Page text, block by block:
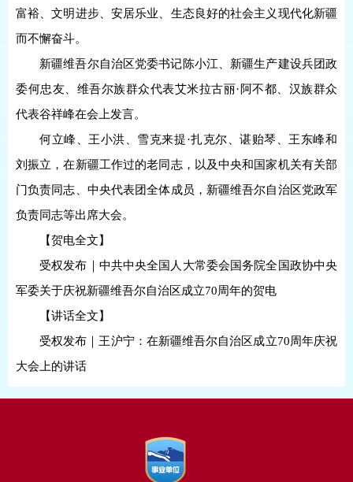
富裕、文明进步、安居乐业、生态良好的社会主义现代化新疆
而不懈奋斗。
新疆维吾尔自治区党委书记陈小江、新疆生产建设兵团政
委何忠友、维吾尔族群众代表艾米拉古丽·阿不都、汉族群众
代表谷祥峰在会上发言。
何立峰、王小洪、雪克来提·扎克尔、谌贻琴、王东峰和
刘振立，在新疆工作过的老同志，以及中央和国家机关有关部
门负责同志、中央代表团全体成员，新疆维吾尔自治区党政军
负责同志等出席大会。
【贺电全文】
受权发布｜中共中央全国人大常委会国务院全国政协中央
军委关于庆祝新疆维吾尔自治区成立70周年的贺电
【讲话全文】
受权发布｜王沪宁：在新疆维吾尔自治区成立70周年庆祝
大会上的讲话